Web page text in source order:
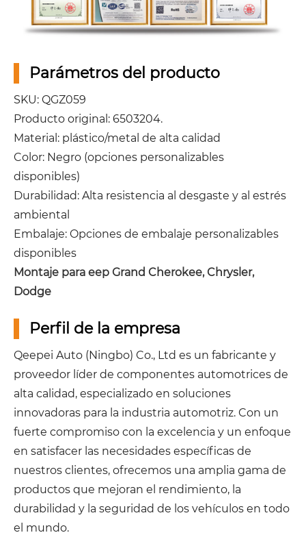
Parámetros del producto
SKU: QGZ059
Producto original: 6503204.
Material: plástico/metal de alta calidad
Color: Negro (opciones personalizables
disponibles)
Durabilidad: Alta resistencia al desgaste y al estrés
ambiental
Embalaje: Opciones de embalaje personalizables
disponibles
Montaje para eep Grand Cherokee, Chrysler,
Dodge
Perfil de la empresa
Qeepei Auto (Ningbo) Co., Ltd es un fabricante y
proveedor líder de componentes automotrices de
alta calidad, especializado en soluciones
innovadoras para la industria automotriz. Con un
fuerte compromiso con la excelencia y un enfoque
en satisfacer las necesidades específicas de
nuestros clientes, ofrecemos una amplia gama de
productos que mejoran el rendimiento, la
durabilidad y la seguridad de los vehículos en todo
el mundo.